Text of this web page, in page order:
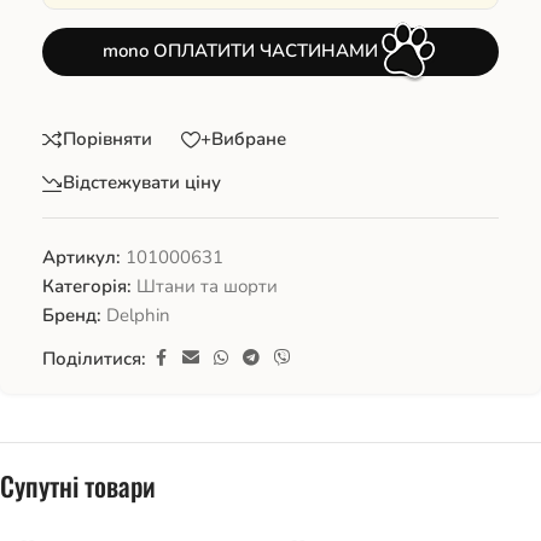
mono ОПЛАТИТИ ЧАСТИНАМИ
Порівняти
+Вибране
Відстежувати ціну
Артикул: 101000631
Категорія: Штани та шорти
Бренд: Delphin
Поділитися:
Супутні товари